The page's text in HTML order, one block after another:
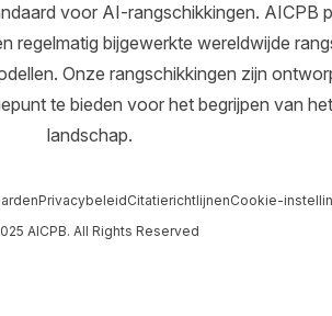
voor AI-rangschikkingen. AICPB
regelmatig bijgewerkte wereldwijde
Onze rangschikkingen zijn
te bieden voor het begrijpen van
landschap.
PrivacybeleidCitatierichtlijnenCookie-
AICPB. All Rights Reserved